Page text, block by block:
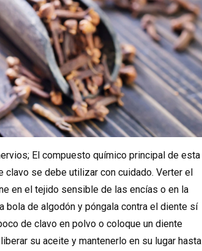
El compuesto químico principal de esta
clavo se debe utilizar con cuidado. Verter el
en el tejido sensible de las encías o en la
bola de algodón y póngala contra el diente sí
de clavo en polvo o coloque un diente
su aceite y mantenerlo en su lugar hasta